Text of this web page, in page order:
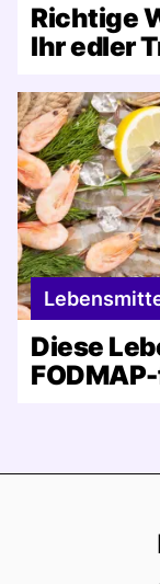
Richtige
Ihr edler
Diese